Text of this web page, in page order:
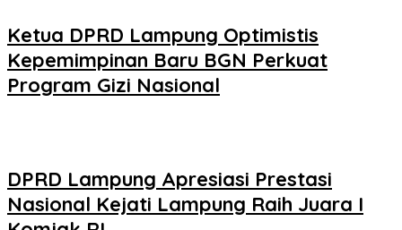
Ketua DPRD Lampung Optimistis
Kepemimpinan Baru BGN Perkuat
Program Gizi Nasional
DPRD Lampung Apresiasi Prestasi
Nasional Kejati Lampung Raih Juara I